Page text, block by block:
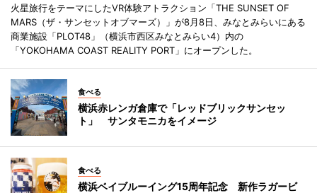
火星旅行をテーマにしたVR体験アトラクション「THE SUNSET OF
MARS（ザ・サンセットオブマーズ）」が8月8日、みなとみらいにある
商業施設「PLOT48」（横浜市西区みなとみらい4）内の
「YOKOHAMA COAST REALITY PORT」にオープンした。
食べる
横浜赤レンガ倉庫で「レッドブリックサンセッ
ト」 サンタモニカをイメージ
食べる
横浜ベイブルーイング15周年記念 新作ラガービ